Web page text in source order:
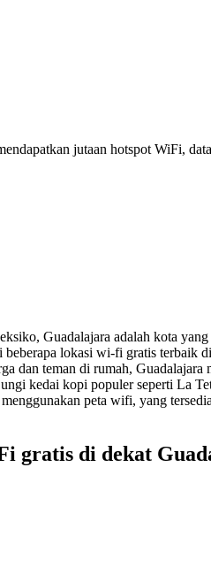
jutaan hotspot WiFi,
Guadalajara adalah kota
lokasi wi-fi gratis terbaik
dan teman di rumah,
kedai kopi populer seperti La
peta wifi, yang
gratis di dekat